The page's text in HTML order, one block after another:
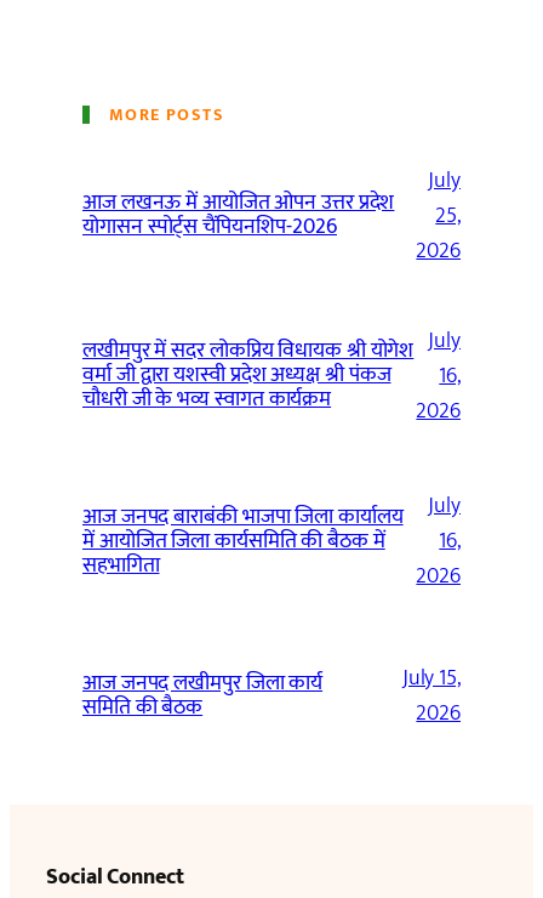
MORE POSTS
आज लखनऊ में आयोजित ओपन उत्तर प्रदेश
योगासन स्पोर्ट्स चैंपियनशिप-2026
July
25,
2026
लखीमपुर में सदर लोकप्रिय विधायक श्री योगेश
वर्मा जी द्वारा यशस्वी प्रदेश अध्यक्ष श्री पंकज
चौधरी जी के भव्य स्वागत कार्यक्रम
July
16,
2026
आज जनपद बाराबंकी भाजपा जिला कार्यालय
में आयोजित जिला कार्यसमिति की बैठक में
सहभागिता
July
16,
2026
आज जनपद लखीमपुर जिला कार्य
समिति की बैठक
July 15,
2026
Social Connect